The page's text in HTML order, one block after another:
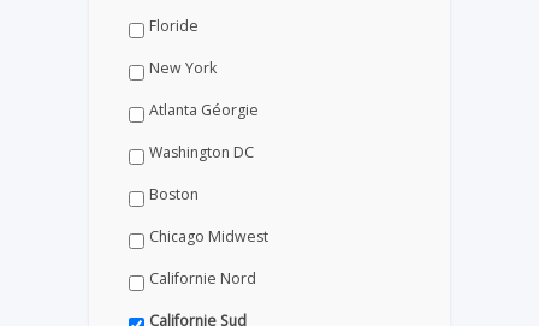
Floride
New York
Atlanta Géorgie
Washington DC
Boston
Chicago Midwest
Californie Nord
Californie Sud